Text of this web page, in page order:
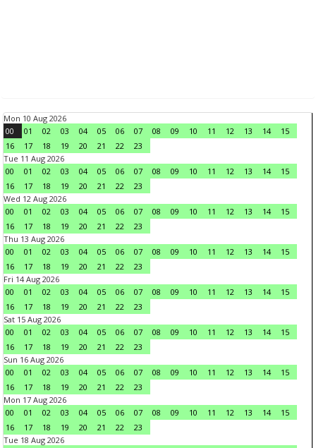
Mon 10 Aug 2026
00
01 02 03 04 05 06 07 08 09 10 11 12 13 14
15
16
17 18 19 20 21 22
23
Tue 11 Aug 2026
00
01 02 03 04 05 06 07 08 09 10 11 12 13 14
15
16
17 18 19 20 21 22
23
Wed 12 Aug 2026
00
01 02 03 04 05 06 07 08 09 10 11 12 13 14
15
16
17 18 19 20 21 22
23
Thu 13 Aug 2026
00
01 02 03 04 05 06 07 08 09 10 11 12 13 14
15
16
17 18 19 20 21 22
23
Fri 14 Aug 2026
00
01 02 03 04 05 06 07 08 09 10 11 12 13 14
15
16
17 18 19 20 21 22
23
Sat 15 Aug 2026
00
01 02 03 04 05 06 07 08 09 10 11 12 13 14
15
16
17 18 19 20 21 22
23
Sun 16 Aug 2026
00
01 02 03 04 05 06 07 08 09 10 11 12 13 14
15
16
17 18 19 20 21 22
23
Mon 17 Aug 2026
00
01 02 03 04 05 06 07 08 09 10 11 12 13 14
15
16
17 18 19 20 21 22
23
Tue 18 Aug 2026